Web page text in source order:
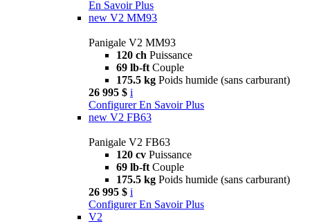
En Savoir Plus
new V2 MM93
Panigale V2 MM93
120 ch Puissance
69 lb-ft Couple
175.5 kg Poids humide (sans carburant)
26 995 $ i
Configurer En Savoir Plus
new V2 FB63
Panigale V2 FB63
120 cv Puissance
69 lb-ft Couple
175.5 kg Poids humide (sans carburant)
26 995 $ i
Configurer En Savoir Plus
V2